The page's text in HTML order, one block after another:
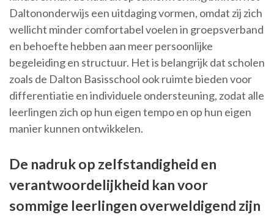
Daltononderwijs een uitdaging vormen, omdat zij zich
wellicht minder comfortabel voelen in groepsverband
en behoefte hebben aan meer persoonlijke
begeleiding en structuur. Het is belangrijk dat scholen
zoals de Dalton Basisschool ook ruimte bieden voor
differentiatie en individuele ondersteuning, zodat alle
leerlingen zich op hun eigen tempo en op hun eigen
manier kunnen ontwikkelen.
De nadruk op zelfstandigheid en
verantwoordelijkheid kan voor
sommige leerlingen overweldigend zijn